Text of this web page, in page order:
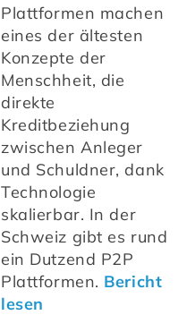
Plattformen machen
eines der ältesten
Konzepte der
Menschheit, die
direkte
Kreditbeziehung
zwischen Anleger
und Schuldner, dank
Technologie
skalierbar. In der
Schweiz gibt es rund
ein Dutzend P2P
Plattformen. Bericht
lesen